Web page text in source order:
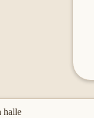
halle